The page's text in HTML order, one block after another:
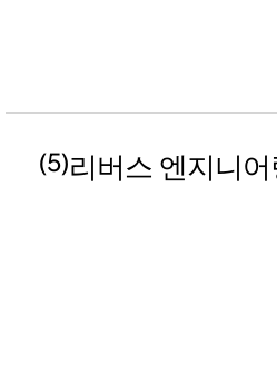
(5)리버스 엔지니